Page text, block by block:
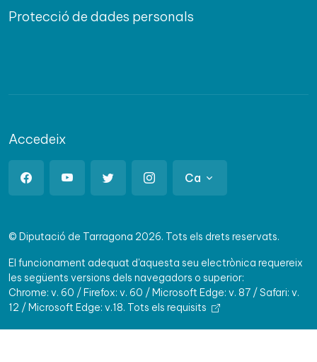
Protecció de dades personals
Accedeix
Ca
© Diputació de Tarragona 2026. Tots els drets reservats.
El funcionament adequat d'aquesta seu electrònica requereix
les següents versions dels navegadors o superior:
Chrome: v. 60 / Firefox: v. 60 / Microsoft Edge: v. 87 / Safari: v.
12 / Microsoft Edge: v.18. Tots els requisits